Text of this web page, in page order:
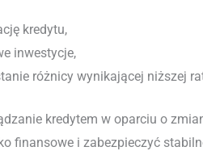
kredytu,
inwestycje,
różnicy wynikającej niższej
kredytem w oparciu o
finansowe i zabezpieczyć